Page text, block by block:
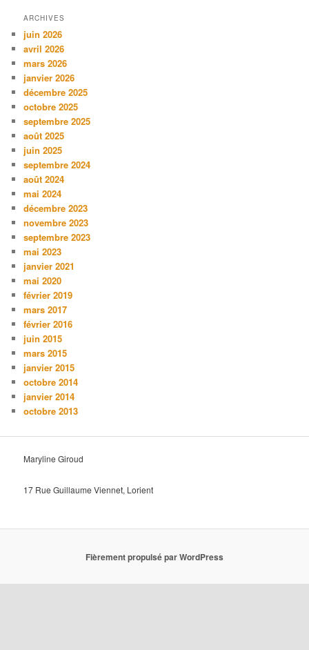
ARCHIVES
juin 2026
avril 2026
mars 2026
janvier 2026
décembre 2025
octobre 2025
septembre 2025
août 2025
juin 2025
septembre 2024
août 2024
mai 2024
décembre 2023
novembre 2023
septembre 2023
mai 2023
janvier 2021
mai 2020
février 2019
mars 2017
février 2016
juin 2015
mars 2015
janvier 2015
octobre 2014
janvier 2014
octobre 2013
Maryline Giroud
17 Rue Guillaume Viennet, Lorient
Fièrement propulsé par WordPress